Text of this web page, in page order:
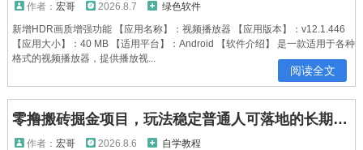
作者： 宏哥 2026.8.7
绿色软件
新增HDR画质增强功能 【应用名称】：视频播放器 【应用版本】：v12.1.446
【应用大小】：40 MB 【适用平台】：Android 【软件介绍】 是一款适用于各种
格式的视频播放器，提供播放视...
阅读全文
零撸搬砖掘金项目，玩法稳定普通人可落地的长期副业，月收益轻松10000+
作者： 宏哥 2026.8.6
自学教程